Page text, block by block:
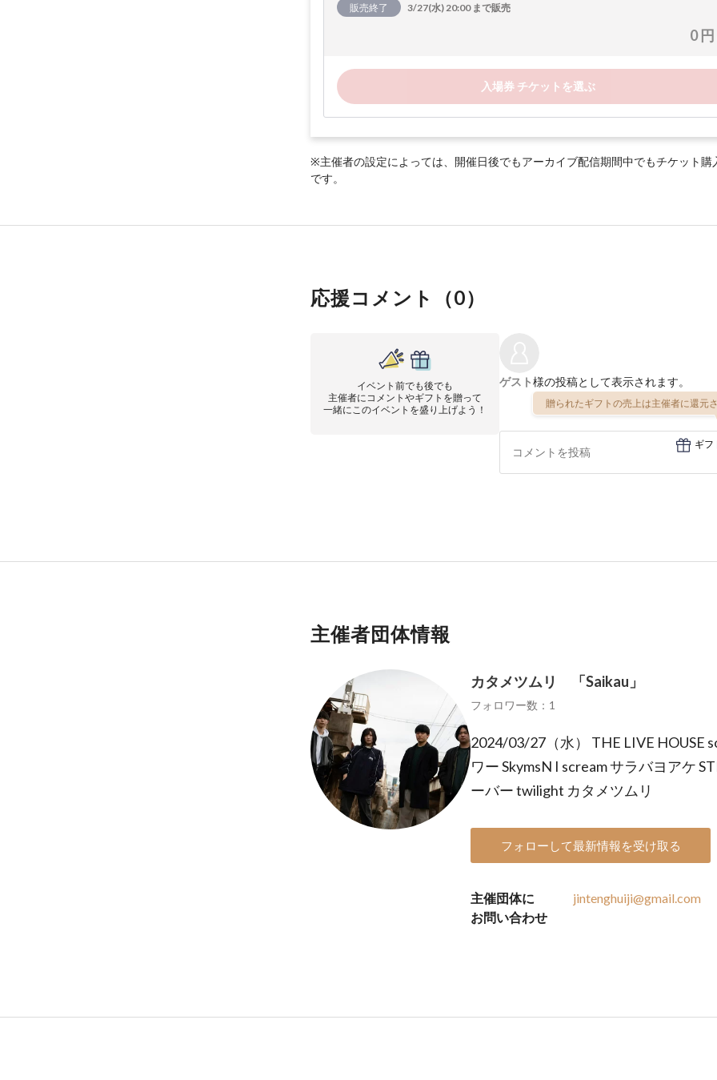
販売終了 3/27(水) 20:00 まで販売
0 円
入場券 チケットを選ぶ
※主催者の設定によっては、開催日後でもアーカイブ配信期間中でもチケット購
です。
応援コメント（0）
イベント前でも後でも
主催者にコメントやギフトを贈って
一緒にこのイベントを盛り上げよう！
ゲスト様の投稿として表示されます。
贈られたギフトの売上は主催者に還元
ギフ
主催者団体情報
カタメツムリ 「Saikau」
フォロワー数：1
2024/03/27（水） THE LIVE HOUSE
ワー SkymsN I scream サラバヨアケ
ーバー twilight カタメツムリ
フォローして最新情報を受け取る
主催団体に
お問い合わせ
jintenghuiji@gmail.com